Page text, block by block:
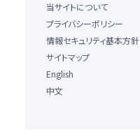
当サイトについて
プライバシーポリシー
情報セキュリティ基本方針
サイトマップ
English
中文